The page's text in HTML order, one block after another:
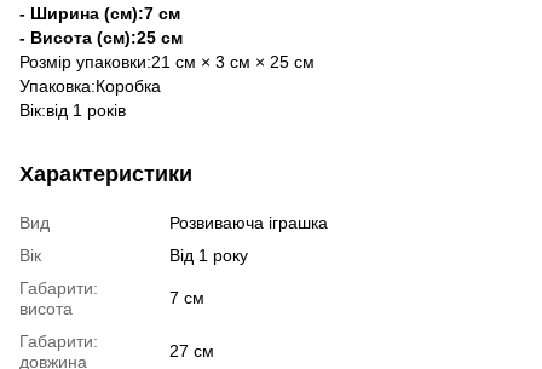
- Ширина (см):7 см
- Висота (см):25 см
Розмір упаковки:21 см × 3 см × 25 см
Упаковка:Коробка
Вік:від 1 років
Характеристики
Вид
Розвиваюча іграшка
Вік
Від 1 року
Габарити:
висота
7 см
Габарити:
довжина
27 см